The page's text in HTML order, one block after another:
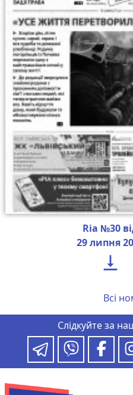
Ria №30
29 липня

Всі
Слідкуйте за